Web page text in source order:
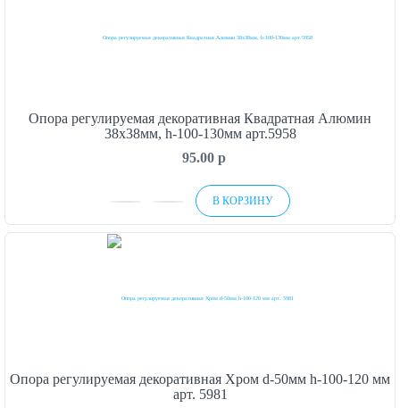
Опора регулируемая декоративная Квадратная Алюмин
38х38мм, h-100-130мм арт.5958
95.00 p
В КОРЗИНУ
Опора регулируемая декоративная Хром d-50мм h-100-120 мм
арт. 5981